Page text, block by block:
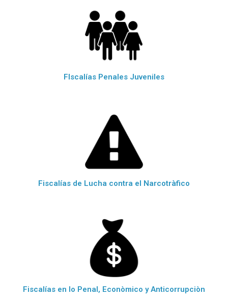
FIscalías Penales Juveniles
Fiscalías de Lucha contra el Narcotràfico
Fiscalías en lo Penal, Econòmico y Anticorrupciòn